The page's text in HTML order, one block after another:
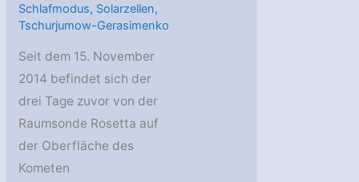
Schlafmodus, Solarzellen,
Tschurjumow-Gerasimenko
Seit dem 15. November
2014 befindet sich der
drei Tage zuvor von der
Raumsonde Rosetta auf
der Oberfläche des
Kometen